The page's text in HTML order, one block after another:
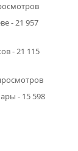
- 21 957
- 21 115
- 15 598